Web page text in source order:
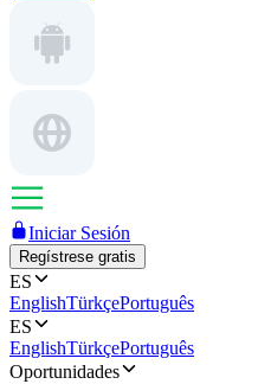
Iniciar Sesión
Regístrese gratis
ES
EnglishTürkçePortuguês
ES
EnglishTürkçePortuguês
Oportunidades